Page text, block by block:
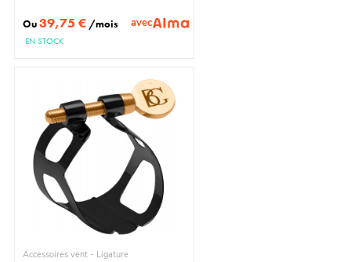
Ou39,75 € /mois avec
EN STOCK
Accessoires vent - Ligature